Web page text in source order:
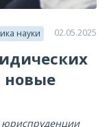
науки 02.05.2025
новые
юриспруденции